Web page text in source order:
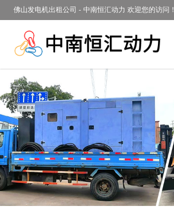
佛山发电机出租公司 - 中南恒汇动力 欢迎您的访问！